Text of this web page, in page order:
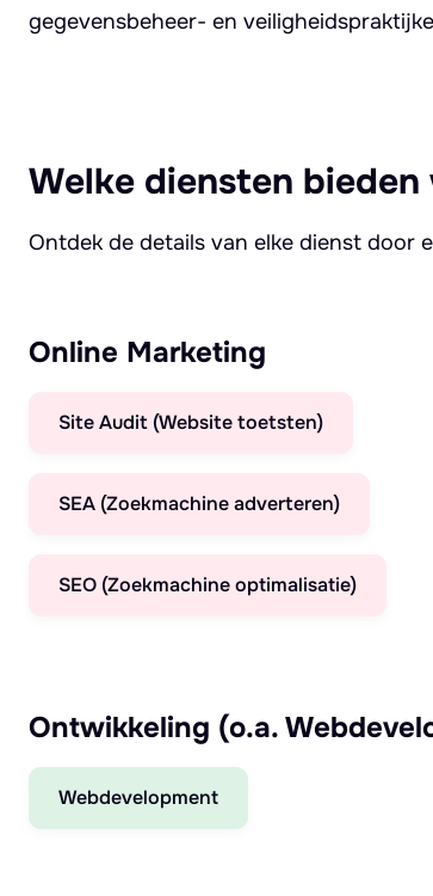
gegevensbeheer- en
Welke diensten bieden
Ontdek de details van elke dienst door
Online Marketing
Site Audit (Website toetsten)
SEA (Zoekmachine adverteren)
SEO (Zoekmachine optimalisatie)
Ontwikkeling (o.a.
Webdevelopment